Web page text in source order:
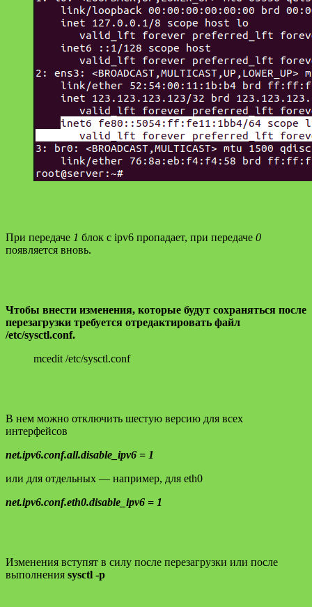
При передаче 1 блок с ipv6 пропадает, при передаче 0
появляется вновь.
Чтобы внести изменения, которые будут сохраняться после
перезагрузки требуется отредактировать файл
/etc/sysctl.conf.
mcedit /etc/sysctl.conf
В нем можно отключить шестую версию для всех
интерфейсов
net.ipv6.conf.all.disable_ipv6 = 1
или для отдельных — например, для eth0
net.ipv6.conf.eth0.disable_ipv6 = 1
Изменения вступят в силу после перезагрузки или после
выполнения sysctl -p